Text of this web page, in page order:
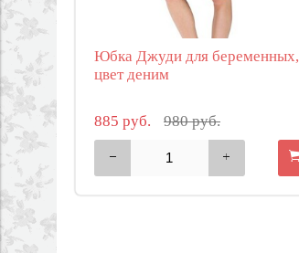
Юбка Джуди для беременных,
цвет деним
885 руб. 980 руб.